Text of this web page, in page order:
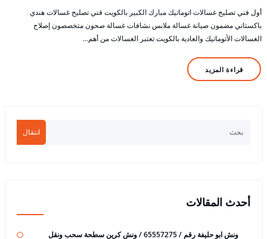
أول فني تصليح غسالات اتوماتيك مبارك الكبير بالكويت قني تصليح غسالات هندي
باكستاني مضمون صيانة غسالة ملابس نشافات غسالة صحون متخصصون إصلاح
الغسالات الأتوماتيك والعادية بالكويت تعتبر الغسالات من أهم…
قراءة المزيد
انتقال
أحدث المقالات
ونش ابو حليفة رقم / 65557275 / ونش كرين سطحة سحب ونقل